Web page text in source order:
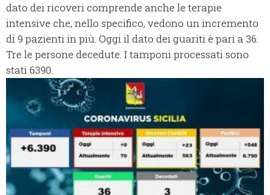
dato dei ricoveri comprende anche le terapie
intensive che, nello specifico, vedono un incremento
di 9 pazienti in più. Oggi il dato dei guariti è pari a 36.
Tre le persone decedute. I tamponi processati sono
stati 6390.